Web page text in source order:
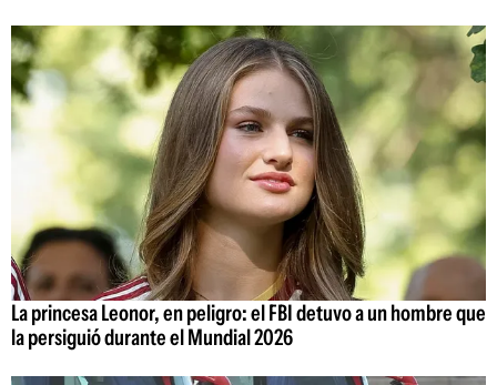
La princesa Leonor, en peligro: el FBI detuvo a un hombre que
la persiguió durante el Mundial 2026